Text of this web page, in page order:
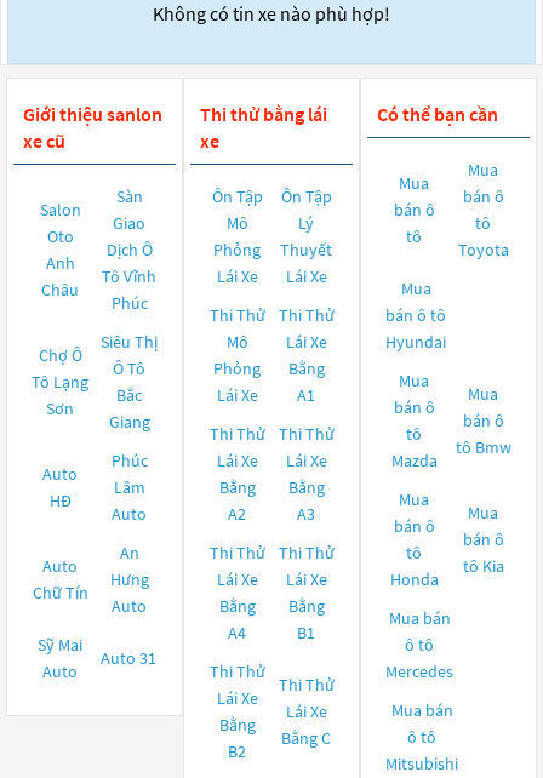
Không có tin xe nào phù hợp!
Giới thiệu sanlon
xe cũ
Salon
Oto
Anh
Châu
Sàn
Giao
Dịch Ô
Tô Vĩnh
Phúc
Chợ Ô
Tô Lạng
Sơn
Siêu Thị
Ô Tô
Bắc
Giang
Auto
HĐ
Phúc
Lâm
Auto
Auto
Chữ Tín
An
Hưng
Auto
Sỹ Mai
Auto
Auto 31
Thi thử bằng lái
xe
Ôn Tập
Mô
Phỏng
Lái Xe
Ôn Tập
Lý
Thuyết
Lái Xe
Thi Thử
Mô
Phỏng
Lái Xe
Thi Thử
Lái Xe
Bằng
A1
Thi Thử
Lái Xe
Bằng
A2
Thi Thử
Lái Xe
Bằng
A3
Thi Thử
Lái Xe
Bằng
A4
Thi Thử
Lái Xe
Bằng
B1
Thi Thử
Lái Xe
Bằng
B2
Thi Thử
Lái Xe
Bằng C
Có thể bạn cần
Mua
bán ô
tô
Mua
bán ô
tô
Toyota
Mua
bán ô tô
Hyundai
Mua
bán ô
tô
Mazda
Mua
bán ô
tô Bmw
Mua
bán ô
tô
Honda
Mua
bán ô
tô Kia
Mua bán
ô tô
Mercedes
Mua bán
ô tô
Mitsubishi